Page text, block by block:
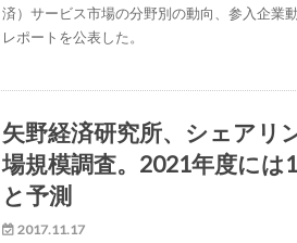
済）サービス市場の分野別の動向、参入企業
レポートを公表した。
矢野経済研究所、シェアリ
場規模調査。2021年度には
と予測
2017.11.17